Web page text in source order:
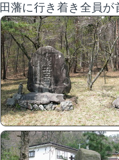
田藩に行き着き全員